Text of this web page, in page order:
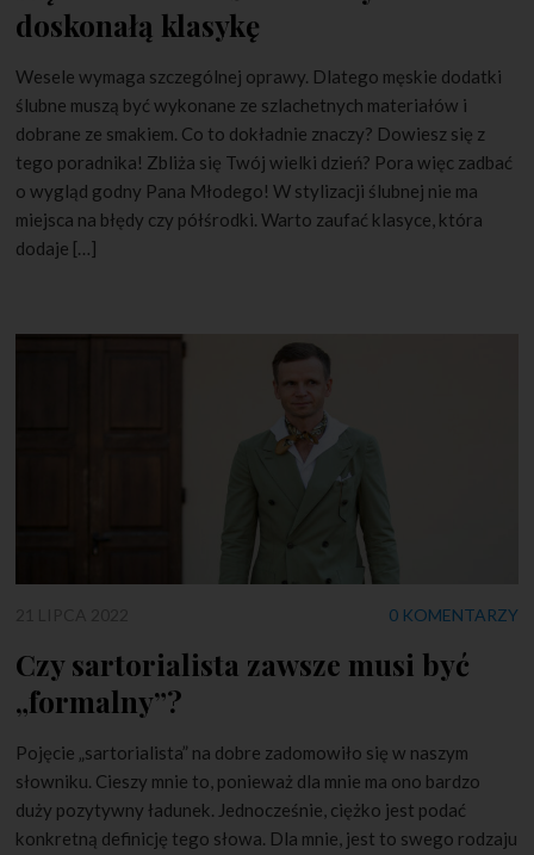
doskonałą klasykę
Wesele wymaga szczególnej oprawy. Dlatego męskie dodatki
ślubne muszą być wykonane ze szlachetnych materiałów i
dobrane ze smakiem. Co to dokładnie znaczy? Dowiesz się z
tego poradnika! Zbliża się Twój wielki dzień? Pora więc zadbać
o wygląd godny Pana Młodego! W stylizacji ślubnej nie ma
miejsca na błędy czy półśrodki. Warto zaufać klasyce, która
dodaje […]
0 KOMENTARZY
Czy sartorialista zawsze musi być
„formalny”?
Pojęcie „sartorialista” na dobre zadomowiło się w naszym
słowniku. Cieszy mnie to, ponieważ dla mnie ma ono bardzo
duży pozytywny ładunek. Jednocześnie, ciężko jest podać
konkretną definicję tego słowa. Dla mnie, jest to swego rodzaju